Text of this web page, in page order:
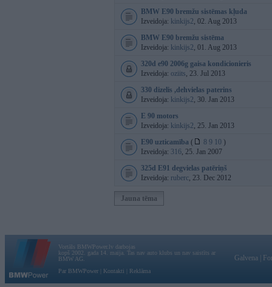
BMW E90 bremžu sistēmas kļuda
Izveidoja: kinkijs2, 02. Aug 2013
BMW E90 bremžu sistēma
Izveidoja: kinkijs2, 01. Aug 2013
320d e90 2006g gaisa kondicionieris
Izveidoja: oziits, 23. Jul 2013
330 dizelis ,dehvielas paterins
Izveidoja: kinkijs2, 30. Jan 2013
E 90 motors
Izveidoja: kinkijs2, 25. Jan 2013
E90 uzticamība ( 8 9 10 )
Izveidoja: 316, 25. Jan 2007
325d E91 degvielas patēriņš
Izveidoja: ruberc, 23. Dec 2012
Jauna tēma
Vortāls BMWPower.lv darbojas
kopš 2002. gada 14. maija. Tas nav auto klubs un nav saistīts ar
BMW AG.
Par BMWPower
Kontakti Reklāma
Galvena